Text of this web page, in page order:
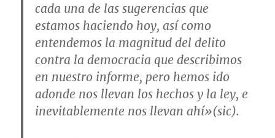
cada una de las sugerencias que
estamos haciendo hoy, así como
entendemos la magnitud del delito
contra la democracia que describimos
en nuestro informe, pero hemos ido
adonde nos llevan los hechos y la ley, e
inevitablemente nos llevan ahí»(sic).